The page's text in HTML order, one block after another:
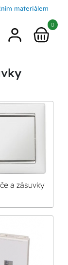
materiálem
0
a zásuvky